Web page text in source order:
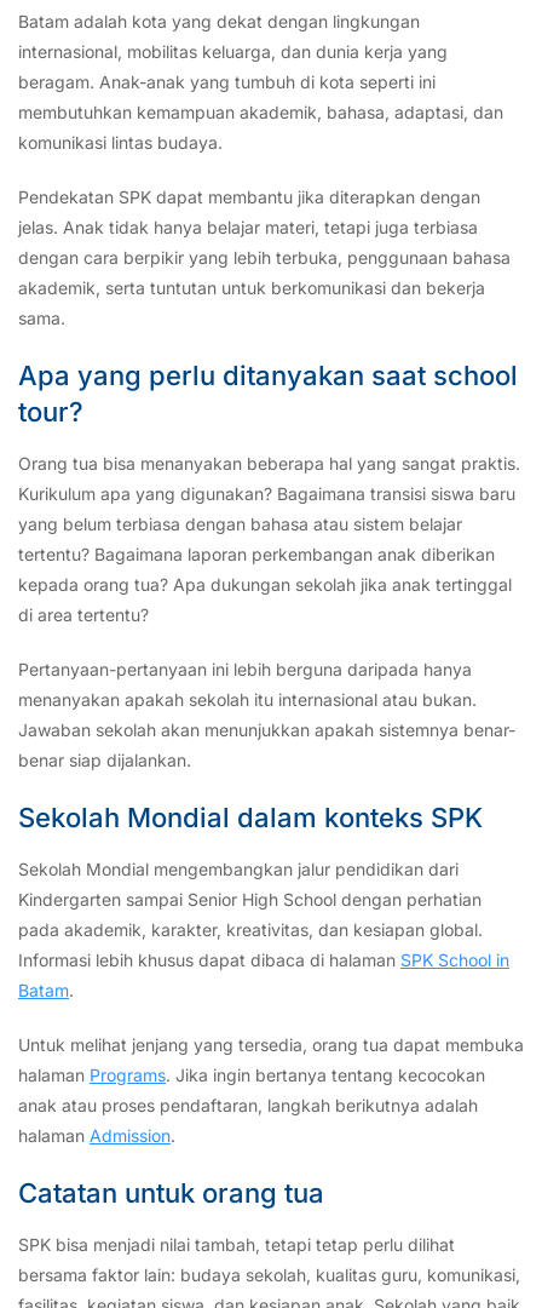
Batam adalah kota yang dekat dengan lingkungan
internasional, mobilitas keluarga, dan dunia kerja yang
beragam. Anak-anak yang tumbuh di kota seperti ini
membutuhkan kemampuan akademik, bahasa, adaptasi, dan
komunikasi lintas budaya.
Pendekatan SPK dapat membantu jika diterapkan dengan
jelas. Anak tidak hanya belajar materi, tetapi juga terbiasa
dengan cara berpikir yang lebih terbuka, penggunaan bahasa
akademik, serta tuntutan untuk berkomunikasi dan bekerja
sama.
Apa yang perlu ditanyakan saat school
tour?
Orang tua bisa menanyakan beberapa hal yang sangat praktis.
Kurikulum apa yang digunakan? Bagaimana transisi siswa baru
yang belum terbiasa dengan bahasa atau sistem belajar
tertentu? Bagaimana laporan perkembangan anak diberikan
kepada orang tua? Apa dukungan sekolah jika anak tertinggal
di area tertentu?
Pertanyaan-pertanyaan ini lebih berguna daripada hanya
menanyakan apakah sekolah itu internasional atau bukan.
Jawaban sekolah akan menunjukkan apakah sistemnya benar-
benar siap dijalankan.
Sekolah Mondial dalam konteks SPK
Sekolah Mondial mengembangkan jalur pendidikan dari
Kindergarten sampai Senior High School dengan perhatian
pada akademik, karakter, kreativitas, dan kesiapan global.
Informasi lebih khusus dapat dibaca di halaman SPK School in
Batam.
Untuk melihat jenjang yang tersedia, orang tua dapat membuka
halaman Programs. Jika ingin bertanya tentang kecocokan
anak atau proses pendaftaran, langkah berikutnya adalah
halaman Admission.
Catatan untuk orang tua
SPK bisa menjadi nilai tambah, tetapi tetap perlu dilihat
bersama faktor lain: budaya sekolah, kualitas guru, komunikasi,